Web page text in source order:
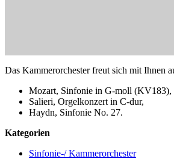
Das Kammerorchester freut sich mit Ihnen
Mozart, Sinfonie in G-moll (KV183),
Salieri, Orgelkonzert in C-dur,
Haydn, Sinfonie No. 27.
Kategorien
Sinfonie-/ Kammerorchester